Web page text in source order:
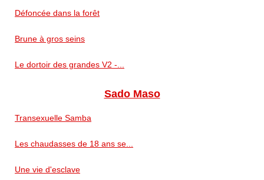
Défoncée dans la forêt
Brune à gros seins
Le dortoir des grandes V2 -...
Sado Maso
Transexuelle Samba
Les chaudasses de 18 ans se...
Une vie d'esclave